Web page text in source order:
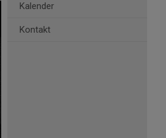
Kalender
Kontakt